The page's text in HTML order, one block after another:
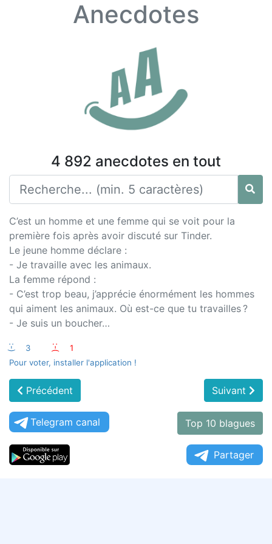
Anecdotes
4 892 anecdotes en tout
C’est un homme et une femme qui se voit pour la
première fois après avoir discuté sur Tinder.
Le jeune homme déclare :
- Je travaille avec les animaux.
La femme répond :
- C’est trop beau, j’apprécie énormément les hommes
qui aiment les animaux. Où est-ce que tu travailles ?
- Je suis un boucher…
:-) 3 :-(
1
Pour voter, installer l'application !
Précédent Suivant
Telegram canal Top 10 blagues
Partager